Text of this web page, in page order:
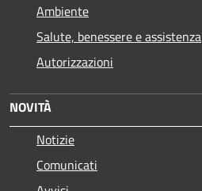
Ambiente
Salute, benessere e assistenza
Autorizzazioni
NOVITÀ
Notizie
Comunicati